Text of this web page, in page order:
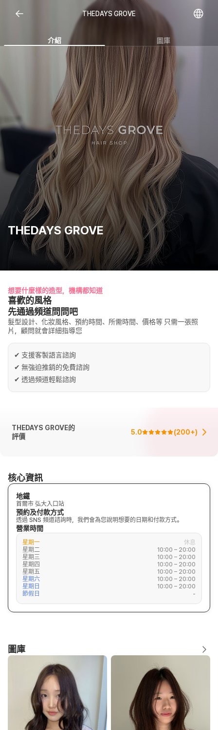
THEDAYS GROVE
介紹 圖庫
THEDAYS GROVE
想要什麼樣的造型，機構都知道
喜歡的風格
先通過頻道問問吧
髮型設計、化妝風格、預約時間、所需時間、價格等 只需一張照
片，顧問就會詳細指導您
✔ 支援客製語言諮詢
✔ 無強迫推銷的免費諮詢
✔ 透過頻道輕鬆諮詢
THEDAYS GROVE的
評價
5.0 (200+)
核心資訊
地鐵
首爾市 弘大入口站
預約及付款方式
透過 SNS 頻道諮詢時，我們會為您說明想要的日期和付款方式。
營業時間
星期一
休息
星期二
10:00 – 20:00
星期三
10:00 – 20:00
星期四
10:00 – 20:00
星期五
10:00 – 20:00
星期六
10:00 – 20:00
星期日
10:00 – 20:00
節假日
-
圖庫